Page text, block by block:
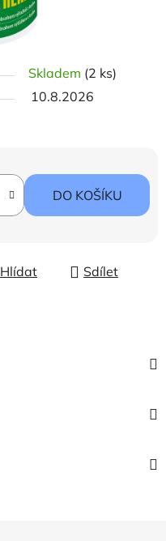
Skladem (2 ks)
10.8.2026
DO KOŠÍKU
Hlídat Sdílet